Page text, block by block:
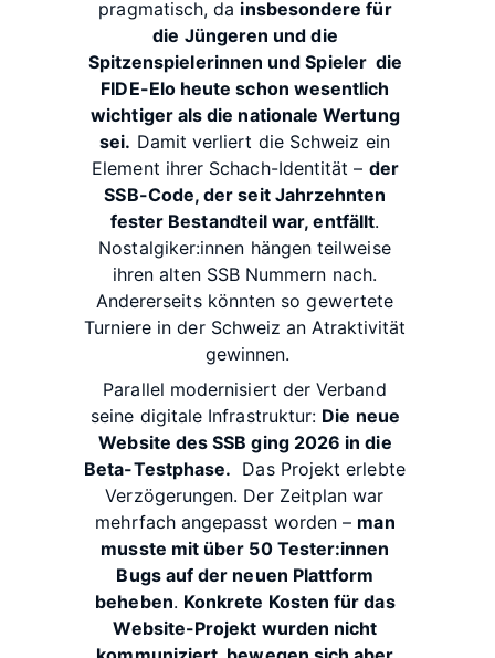
pragmatisch, da insbesondere für
die Jüngeren und die
Spitzenspielerinnen und Spieler  die
FIDE-Elo heute schon wesentlich
wichtiger als die nationale Wertung
sei. Damit verliert die Schweiz ein
Element ihrer Schach-Identität – der
SSB-Code, der seit Jahrzehnten
fester Bestandteil war, entfällt.
Nostalgiker:innen hängen teilweise
ihren alten SSB Nummern nach.
Andererseits könnten so gewertete
Turniere in der Schweiz an Atraktivität
gewinnen.
Parallel modernisiert der Verband
seine digitale Infrastruktur: Die neue
Website des SSB ging 2026 in die
Beta-Testphase.
  Das Projekt erlebte
Verzögerungen. Der Zeitplan war
mehrfach angepasst worden – man
musste mit über 50 Tester:innen
Bugs auf der neuen Plattform
beheben. Konkrete Kosten für das
Website-Projekt wurden nicht